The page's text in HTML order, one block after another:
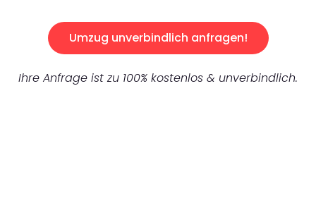
Umzug unverbindlich anfragen!
Ihre Anfrage ist zu 100% kostenlos & unverbindlich.